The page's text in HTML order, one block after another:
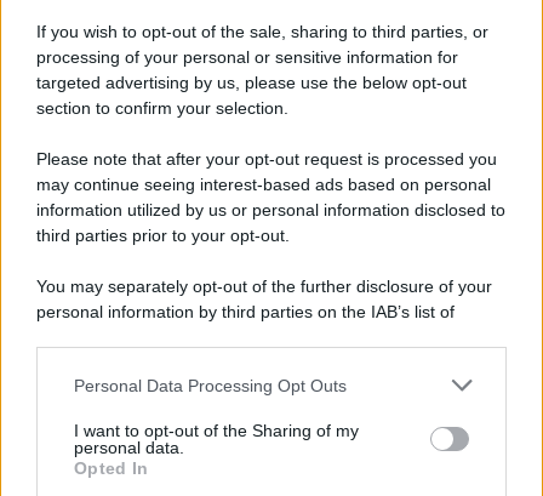
If you wish to opt-out of the sale, sharing to third parties, or
processing of your personal or sensitive information for
targeted advertising by us, please use the below opt-out
section to confirm your selection.
Please note that after your opt-out request is processed you
may continue seeing interest-based ads based on personal
information utilized by us or personal information disclosed to
third parties prior to your opt-out.
You may separately opt-out of the further disclosure of your
personal information by third parties on the IAB’s list of
This information may also be disclosed by us to third parties
disclose it to other third parties.
Please note that this website/app uses one or more Google
Personal Data Processing Opt Outs
I want to opt-out of the Sharing of my
personal data.
Opted In